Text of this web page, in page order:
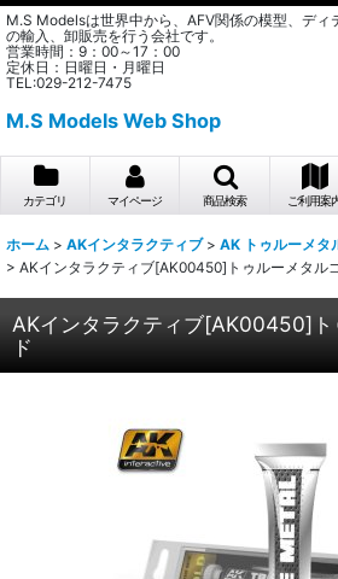
M.S Modelsは世界中から、AFV関係の模型、ディ
の輸入、卸販売を行う会社です。
営業時間：9：00～17：00
定休日：日曜日・月曜日
TEL:029-212-7475
M.S Models Web Shop
カテゴリ マイページ 商品検索 ご利用案
ホーム > AKインタラクティブ > AK トゥルーメタ
> AKインタラクティブ[AK00450]トゥルーメタル
AKインタラクティブ[AK00450]ト
ド